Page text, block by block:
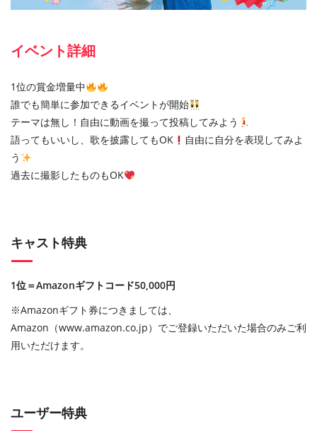
イベント詳細
1位の賞金増量中
誰でも簡単に参加できるイベントが開始
テーマは無し！自由に動画を撮って投稿してみよう
語ってもいいし、歌を披露してもOK
自由に自分を表現してみよ
う
過去に撮影したものもOK
キャスト特典
1位＝Amazonギフトコード50,000円
※Amazonギフト券につきましては、
Amazon（www.amazon.co.jp）でご登録いただいた場合のみご利
用いただけます。
ユーザー特典